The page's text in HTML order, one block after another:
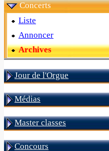
Concerts
Liste
Annoncer
Archives
Jour de l'Orgue
Médias
Master classes
Concours